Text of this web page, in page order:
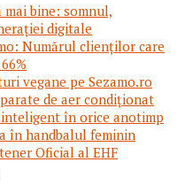
bine: somnul,
digitale
Numărul clienților care
vegane pe Sezamo.ro
de aer condiționat
în orice anotimp
în handbalul feminin
Oficial al EHF